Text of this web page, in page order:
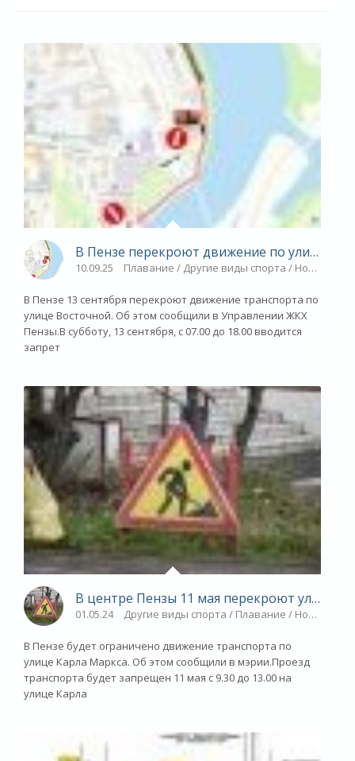
В Пензе перекроют движение по улице
10.09.25 Плавание / Другие виды спорта / Новости
В Пензе 13 сентября перекроют движение транспорта по
улице Восточной. Об этом сообщили в Управлении ЖКХ
Пензы.В субботу, 13 сентября, с 07.00 до 18.00 вводится
запрет
В центре Пензы 11 мая перекроют улицу
01.05.24 Другие виды спорта / Плавание / Новости
В Пензе будет ограничено движение транспорта по
улице Карла Маркса. Об этом сообщили в мэрии.Проезд
транспорта будет запрещен 11 мая с 9.30 до 13.00 на
улице Карла